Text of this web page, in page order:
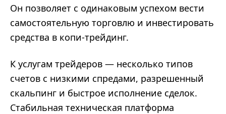
Он позволяет с одинаковым успехом вести
самостоятельную торговлю и инвестировать
средства в копи-трейдинг.
К услугам трейдеров — несколько типов
счетов с низкими спредами, разрешенный
скальпинг и быстрое исполнение сделок.
Стабильная техническая платформа